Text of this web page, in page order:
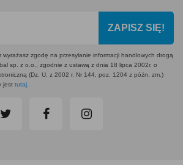
ZAPISZ SIĘ!
zgodę na przesyłanie informacji handlowych drogą
sp. z o.o., zgodnie z ustawą z dnia 18 lipca 2002r. o
(Dz. U. z 2002 r. Nr 144, poz. 1204 z późn. zm.)
jest tutaj